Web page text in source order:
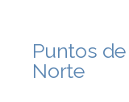
Puntos
Norte